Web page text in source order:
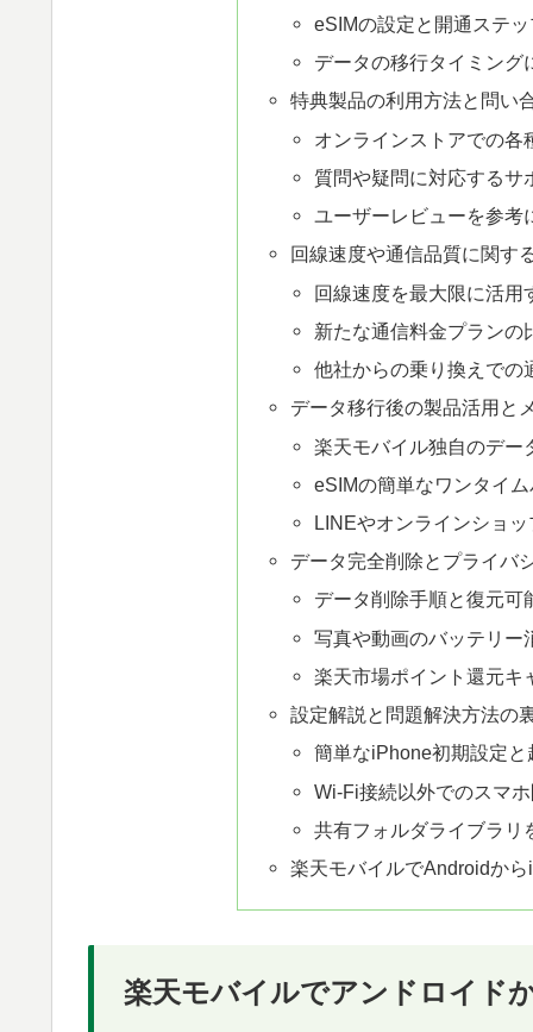
eSIMの設定と開通ステッ
データの移行タイミング
特典製品の利用方法と問い
オンラインストアでの各
質問や疑問に対応するサ
ユーザーレビューを参考
回線速度や通信品質に関す
回線速度を最大限に活用
新たな通信料金プランの
他社からの乗り換えでの
データ移行後の製品活用と
楽天モバイル独自のデー
eSIMの簡単なワンタイ
LINEやオンラインショ
データ完全削除とプライバ
データ削除手順と復元可
写真や動画のバッテリー
楽天市場ポイント還元キ
設定解説と問題解決方法の
簡単なiPhone初期設定と
Wi-Fi接続以外でのスマ
共有フォルダライブラリ
楽天モバイルでAndroidか
楽天モバイルでアンドロイド